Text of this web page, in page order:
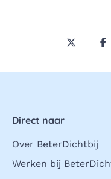
Deel
Direct naar
Over BeterDichtbij
Werken bij